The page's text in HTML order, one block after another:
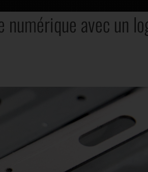
numérique avec un